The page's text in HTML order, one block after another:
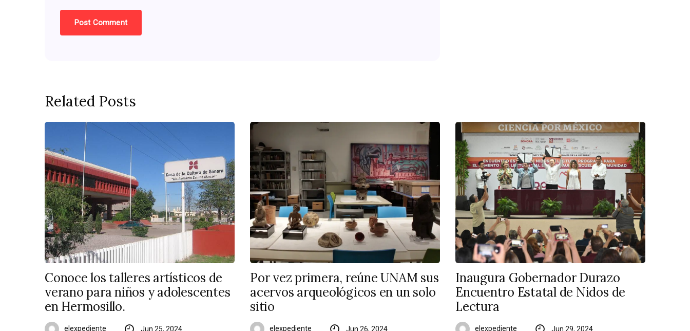
Related Posts
Conoce los talleres artísticos de
verano para niños y adolescentes
en Hermosillo.
elexpediente Jun 25, 2024
Por vez primera, reúne UNAM sus
acervos arqueológicos en un solo
sitio
elexpediente Jun 26, 2024
Inaugura Gobernador Durazo
Encuentro Estatal de Nidos de
Lectura
elexpediente Jun 29, 2024